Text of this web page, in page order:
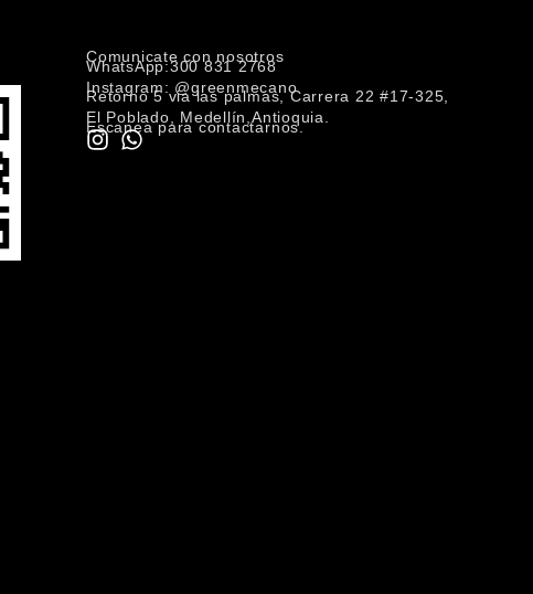
Comunicate con nosotros
WhatsApp:300 831 2768
Instagram: @greenmecano
Retorno 5 via las palmas, Carrera 22 #17-325,
El Poblado, Medellín,Antioquia.
Escanea para contactarnos.